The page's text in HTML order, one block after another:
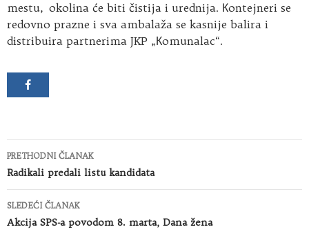
mestu, okolina će biti čistija i urednija. Кontejneri se
redovno prazne i sva ambalaža se kasnije balira i
distribuira partnerima JKP „Кomunalac“.
Kretanje
članaka
PRETHODNI ČLANAK
Radikali predali listu kandidata
SLEDEĆI ČLANAK
Akcija SPS-a povodom 8. marta, Dana žena